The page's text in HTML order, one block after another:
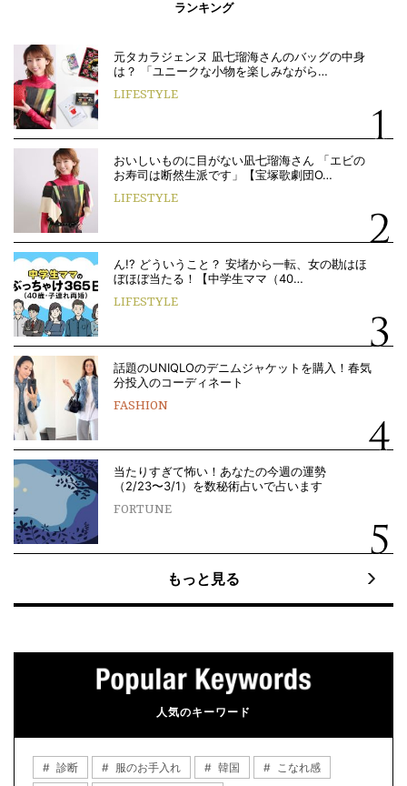
ランキング
元タカラジェンヌ 凪七瑠海さんのバッグの中身
は？ 「ユニークな小物を楽しみながら…
LIFESTYLE
おいしいものに目がない凪七瑠海さん 「エビの
お寿司は断然生派です」【宝塚歌劇団O…
LIFESTYLE
ん!? どういうこと？ 安堵から一転、女の勘はほ
ぼほぼ当たる！【中学生ママ（40…
LIFESTYLE
話題のUNIQLOのデニムジャケットを購入！春気
分投入のコーディネート
FASHION
当たりすぎて怖い！あなたの今週の運勢
（2/23〜3/1）を数秘術占いで占います
FORTUNE
もっと見る
人気のキーワード
診断 服のお手入れ 韓国
こなれ感